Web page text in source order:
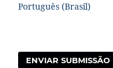
Português (Brasil)
ENVIAR SUBMISSÃO